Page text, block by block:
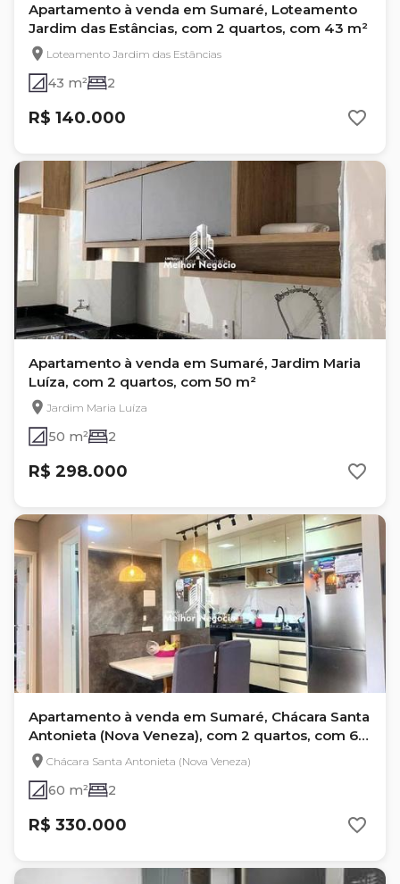
Apartamento à venda em Sumaré, Loteamento
Jardim das Estâncias, com 2 quartos, com 43 m²
Loteamento Jardim das Estâncias
43 m² 2
R$ 140.000
Apartamento à venda em Sumaré, Jardim Maria
Luíza, com 2 quartos, com 50 m²
Jardim Maria Luíza
50 m² 2
R$ 298.000
Apartamento à venda em Sumaré, Chácara Santa
Antonieta (Nova Veneza), com 2 quartos, com 60
m²Chácara Santa Antonieta (Nova Veneza)
60 m² 2
R$ 330.000